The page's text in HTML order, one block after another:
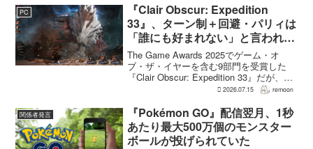
氏も、「最初の2作で泣かなかった人も...
PC
『Clair Obscur: Expedition
33』、ターン制＋回避・パリィは
「誰にも好まれない」と言われて
いた 開発陣は実際に遊んだ面白
さを優先
The Game Awards 2025でゲーム・オ
ブ・ザ・イヤーを含む9部門を受賞した
『Clair Obscur: Expedition 33』だが、タ
ーン制バトルに回避やパリィを組み合わ
い」と何度も言...
2026.07.15 remoon
関係者発言
『Pokémon GO』配信翌月、1秒
あたり最大500万個のモンスター
ボールが投げられていた